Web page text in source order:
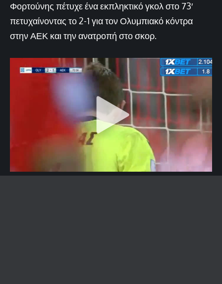
Φορτούνης πέτυχε ένα εκπληκτικό γκολ στο 73′
πετυχαίνοντας το 2-1 για τον Ολυμπιακό κόντρα
στην ΑΕΚ και την ανατροπή στο σκορ.